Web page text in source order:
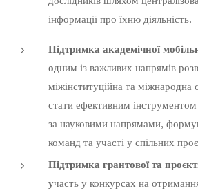
інформації про їхню діяльність.
Підтримка академічної
одним із важливих напрямів
міжінституційна та
стати ефективним
за науковими напрямами,
команд та участі у спільних
Підтримка грантової та
участь у конкурсах на